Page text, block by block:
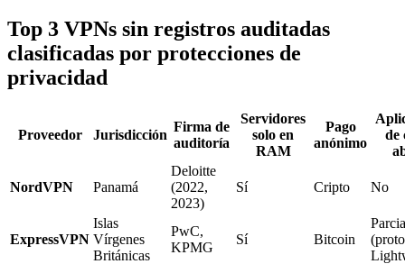
Top 3 VPNs sin registros auditadas
clasificadas por protecciones de
privacidad
Proveedor Jurisdicción
Firma de
auditoría
Servidores
solo en
RAM
Pago
anónimo
de
NordVPN Panamá
Deloitte
(2022,
2023)
Sí Cripto No
ExpressVPN
Islas
Vírgenes
Británicas
PwC,
KPMG
Sí Bitcoin